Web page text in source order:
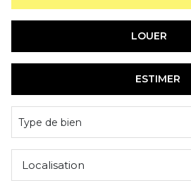
De l'immo pro
LOUER
De l'immo pro
ESTIMER
Type de bien
Localisation